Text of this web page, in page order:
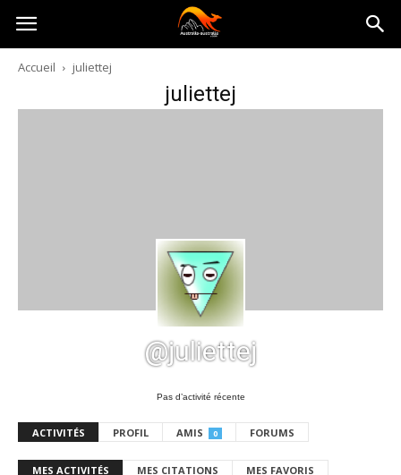
Australia-
australie.com
Accueil juliettej
juliettej
@juliettej
Pas d’activité récente
ACTIVITÉS PROFIL AMIS 0 FORUMS
MES ACTIVITÉS MES CITATIONS MES FAVORIS